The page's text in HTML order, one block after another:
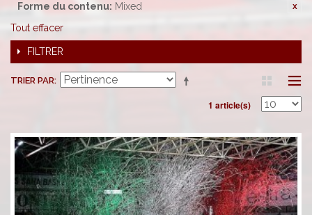
Forme du contenu: Mixed
Tout effacer
FILTRER
TRIER PAR
1 article(s)